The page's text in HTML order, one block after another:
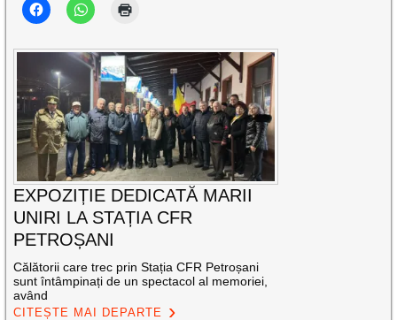
EXPOZIȚIE DEDICATĂ MARII
UNIRI LA STAȚIA CFR
PETROȘANI
Călătorii care trec prin Stația CFR Petroșani
sunt întâmpinați de un spectacol al memoriei,
având
CITEȘTE MAI DEPARTE